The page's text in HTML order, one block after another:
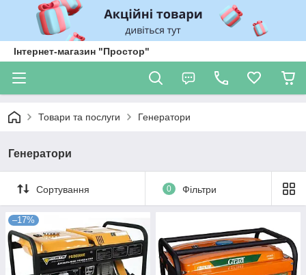
Інтернет-магазин "Простор"
Товари та послуги Генератори
Генератори
Сортування 0 Фільтри
–17%